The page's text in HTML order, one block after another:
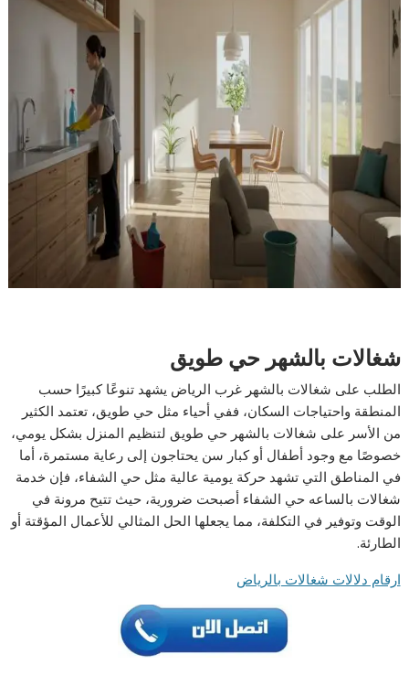
شغالات بالشهر حي طويق
الطلب على شغالات بالشهر غرب الرياض يشهد تنوعًا كبيرًا حسب
المنطقة واحتياجات السكان، ففي أحياء مثل حي طويق، تعتمد الكثير
من الأسر على شغالات بالشهر حي طويق لتنظيم المنزل بشكل يومي،
خصوصًا مع وجود أطفال أو كبار سن يحتاجون إلى رعاية مستمرة، أما
في المناطق التي تشهد حركة يومية عالية مثل حي الشفاء، فإن خدمة
شغالات بالساعه حي الشفاء أصبحت ضرورية، حيث تتيح مرونة في
الوقت وتوفير في التكلفة، مما يجعلها الحل المثالي للأعمال المؤقتة أو
الطارئة.
ارقام دلالات شغالات بالرياض